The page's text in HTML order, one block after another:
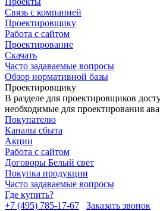
Связь с компанией
Проектировщику
Работа с сайтом
Проектирование
Скачать
Часто задаваемые вопросы
Обзор нормативной базы
Проектировщику
В разделе для проектировщиков
необходимые для проектирования
Покупателю
Каналы сбыта
Акции
Работа с сайтом
Договоры Белый свет
Покупка продукции
Часто задаваемые вопросы
Где купить?
+7 (495) 785-17-67
Заказать звонок